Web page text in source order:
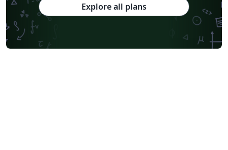
Explore all plans